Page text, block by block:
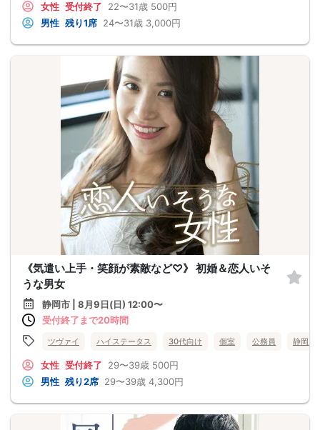
女性 受付終了 22〜31歳 500円
男性 残り1席 24〜31歳 3,000円
《気遣い上手・笑顔が素敵など♡》 初婚＆恋人いそ
うな男女
静岡市 | 8月9日(日) 12:00〜
受付終了まで20時間
ツヴァイ ハイステータス 30代向け 個室 公務員 静岡県
女性 受付終了 29〜39歳 500円
男性 残り2席 29〜39歳 4,300円